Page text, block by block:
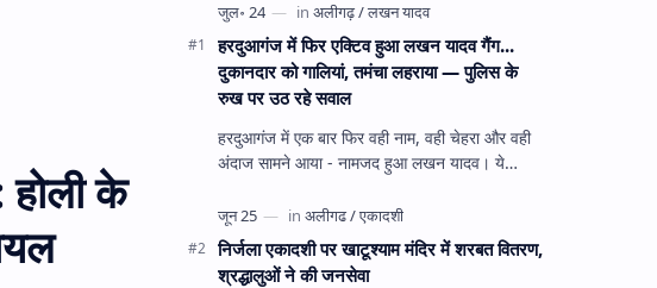
होली के
हरदुआगंज में फिर एक्टिव हुआ लखन यादव गैंग...
दुकानदार को गालियां, तमंचा लहराया — पुलिस के
रुख पर उठ रहे सवाल
हरदुआगंज में एक बार फिर वही नाम, वही चेहरा और वही
अंदाज सामने आया - नामजद हुआ लखन यादव। ये
घंटे हव…
निर्जला एकादशी पर खाटूश्याम मंदिर में शरबत वितरण,
श्रद्धालुओं ने की जनसेवा